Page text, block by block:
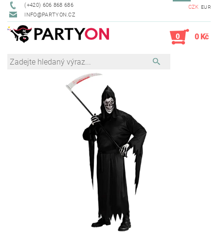
(+420) 606 868 686
INFO@PARTYON.CZ
CZK EUR
0 0 Kč